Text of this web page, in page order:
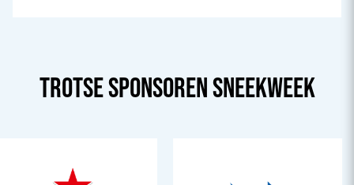
TROTSE SPONSORENSNEEKWEEK